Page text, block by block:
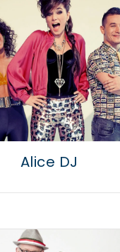
Alice DJ